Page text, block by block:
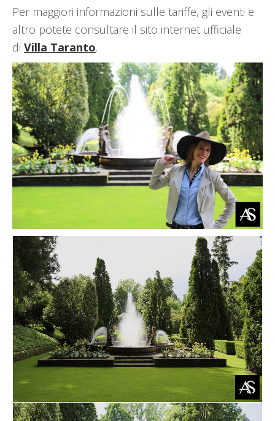
Per maggiori informazioni sulle tariffe, gli eventi e
altro potete consultare il sito internet ufficiale
di Villa Taranto.